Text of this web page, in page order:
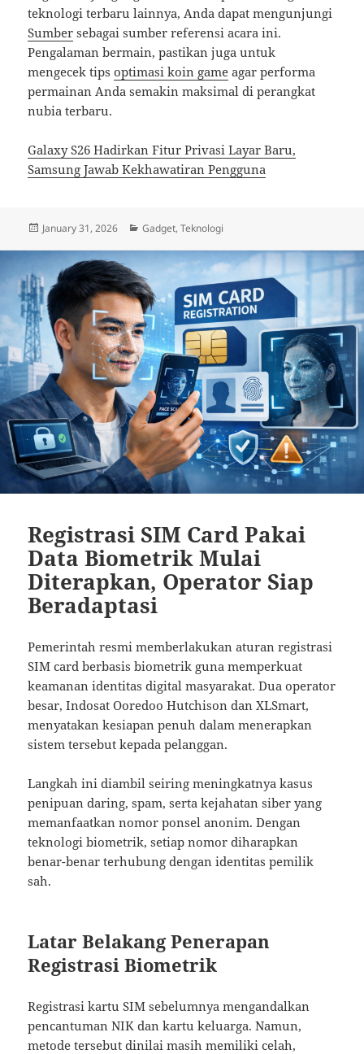
teknologi terbaru lainnya, Anda dapat mengunjungi
Sumber sebagai sumber referensi acara ini.
Pengalaman bermain, pastikan juga untuk
mengecek tipsoptimasi koin game agar performa
permainan Anda semakin maksimal di perangkat
nubia terbaru.
Galaxy S26 Hadirkan Fitur Privasi Layar Baru,
Samsung Jawab Kekhawatiran Pengguna
Posted
January 31, 2026 Categories
Gadget,Teknologi
Registrasi SIM Card Pakai
Data Biometrik Mulai
Diterapkan, Operator Siap
Beradaptasi
Pemerintah resmi memberlakukan aturan registrasi
SIM card berbasis biometrik guna memperkuat
keamanan identitas digital masyarakat. Dua operator
besar, Indosat Ooredoo Hutchison dan XLSmart,
menyatakan kesiapan penuh dalam menerapkan
sistem tersebut kepada pelanggan.
Langkah ini diambil seiring meningkatnya kasus
penipuan daring, spam, serta kejahatan siber yang
memanfaatkan nomor ponsel anonim. Dengan
teknologi biometrik, setiap nomor diharapkan
benar-benar terhubung dengan identitas pemilik
sah.
Latar Belakang Penerapan
Registrasi Biometrik
Registrasi kartu SIM sebelumnya mengandalkan
pencantuman NIK dan kartu keluarga. Namun,
metode tersebut dinilai masih memiliki celah,